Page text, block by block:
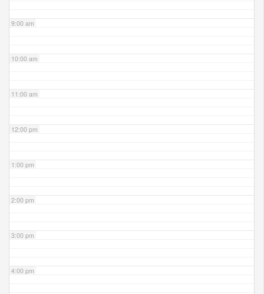
9:00 am
10:00 am
11:00 am
12:00 pm
1:00 pm
2:00 pm
3:00 pm
4:00 pm